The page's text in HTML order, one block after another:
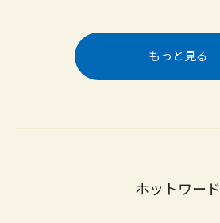
もっと見る
ホットワード